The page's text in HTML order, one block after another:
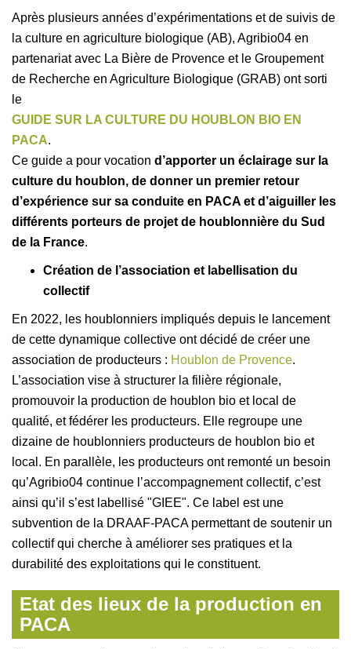
Après plusieurs années d’expérimentations et de suivis de
la culture en agriculture biologique (AB), Agribio04 en
partenariat avec La Bière de Provence et le Groupement
de Recherche en Agriculture Biologique (GRAB) ont sorti
le
GUIDE SUR LA CULTURE DU HOUBLON BIO EN
PACA.
Ce guide a pour vocation d’apporter un éclairage sur la
culture du houblon, de donner un premier retour
d’expérience sur sa conduite en PACA et d’aiguiller les
différents porteurs de projet de houblonnière du Sud
de la France.
Création de l’association et labellisation du
collectif
En 2022, les houblonniers impliqués depuis le lancement
de cette dynamique collective ont décidé de créer une
association de producteurs : Houblon de Provence.
L’association vise à structurer la filière régionale,
promouvoir la production de houblon bio et local de
qualité, et fédérer les producteurs. Elle regroupe une
dizaine de houblonniers producteurs de houblon bio et
local. En parallèle, les producteurs ont remonté un besoin
qu’Agribio04 continue l’accompagnement collectif, c’est
ainsi qu’il s’est labellisé "GIEE". Ce label est une
subvention de la DRAAF-PACA permettant de soutenir un
collectif qui cherche à améliorer ses pratiques et la
durabilité des exploitations qui le constituent.
Etat des lieux de la production en
PACA